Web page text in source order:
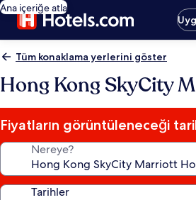
Ana içeriğe atla
Tüm konaklama yerlerini göster
Hong Kong SkyCity
Fiyatların görüntüleneceği
Nereye?
Tarihler